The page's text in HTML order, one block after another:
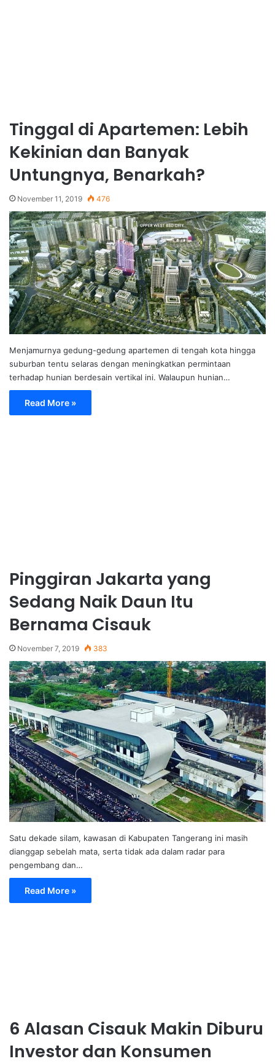
Tinggal di Apartemen: Lebih
Kekinian dan Banyak
Untungnya, Benarkah?
November 11, 2019 476
Menjamurnya gedung-gedung apartemen di tengah kota hingga
suburban tentu selaras dengan meningkatkan permintaan
terhadap hunian berdesain vertikal ini. Walaupun hunian…
Read More »
Pinggiran Jakarta yang
Sedang Naik Daun Itu
Bernama Cisauk
November 7, 2019 383
Satu dekade silam, kawasan di Kabupaten Tangerang ini masih
dianggap sebelah mata, serta tidak ada dalam radar para
pengembang dan…
Read More »
6 Alasan Cisauk Makin Diburu
Investor dan Konsumen